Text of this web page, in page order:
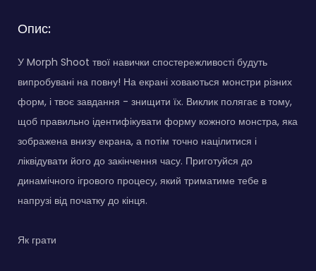
Опис:
У Morph Shoot твої навички спостережливості будуть
випробувані на повну! На екрані ховаються монстри різних
форм, і твоє завдання - знищити їх. Виклик полягає в тому,
щоб правильно ідентифікувати форму кожного монстра, яка
зображена внизу екрана, а потім точно націлитися і
ліквідувати його до закінчення часу. Приготуйся до
динамічного ігрового процесу, який триматиме тебе в
напрузі від початку до кінця.
Як грати